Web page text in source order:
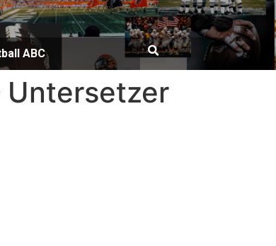
ABC
Untersetzer